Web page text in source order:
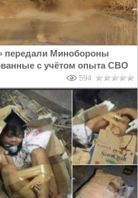
передали Минобороны
с учётом опыта СВО
594